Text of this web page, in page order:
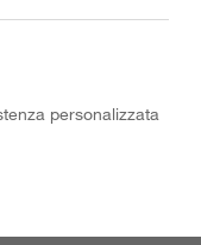
personalizzata